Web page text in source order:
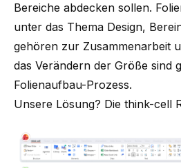
Bereiche abdecken sollen.
unter das Thema Design,
gehören zur Zusammenarbeit
das Verändern der Größe sind
Folienaufbau-Prozess.
Unsere Lösung? Die think-cell